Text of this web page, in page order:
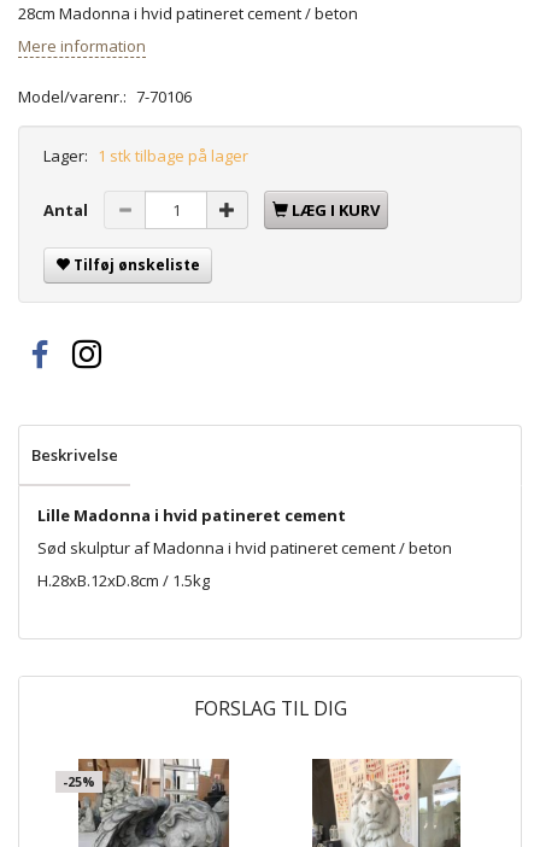
28cm Madonna i hvid patineret cement / beton
Mere information
Model/varenr.: 7-70106
Lager: 1 stk tilbage på lager
Antal LÆG I KURV
Tilføj ønskeliste
Beskrivelse
Lille Madonna i hvid patineret cement
Sød skulptur af Madonna i hvid patineret cement / beton
H.28xB.12xD.8cm / 1.5kg
FORSLAG TIL DIG
-25%